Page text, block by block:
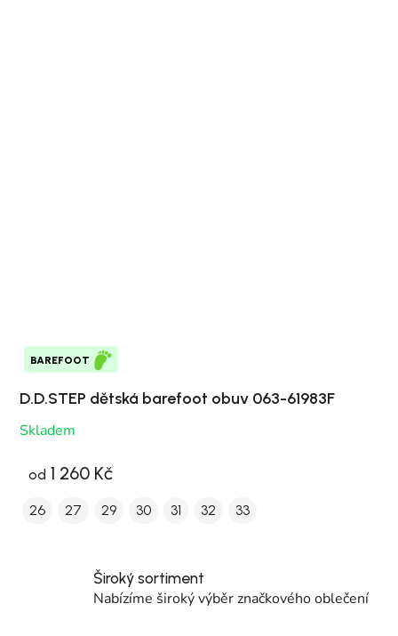
BAREFOOT
D.D.STEP dětská barefoot obuv 063-61983F
Skladem
od 1 260 Kč
26 27 29 30 31 32 33
Široký sortiment
Nabízíme široký výběr značkového oblečení